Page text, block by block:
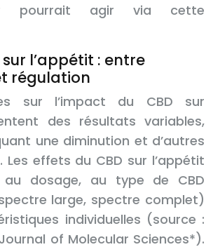
pourrait agir via cette
sur l’appétit : entre
régulation
sur l’impact du CBD sur
des résultats variables,
une diminution et d’autres
Les effets du CBD sur l’appétit
au dosage, au type de CBD
large, spectre complet)
individuelles (source :
of Molecular Sciences*).